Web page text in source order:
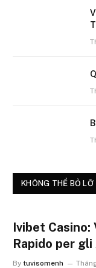
KHÔNG THỂ BỎ LỠ
Ivibet Casino:
Rapido per
By tuvisomenh